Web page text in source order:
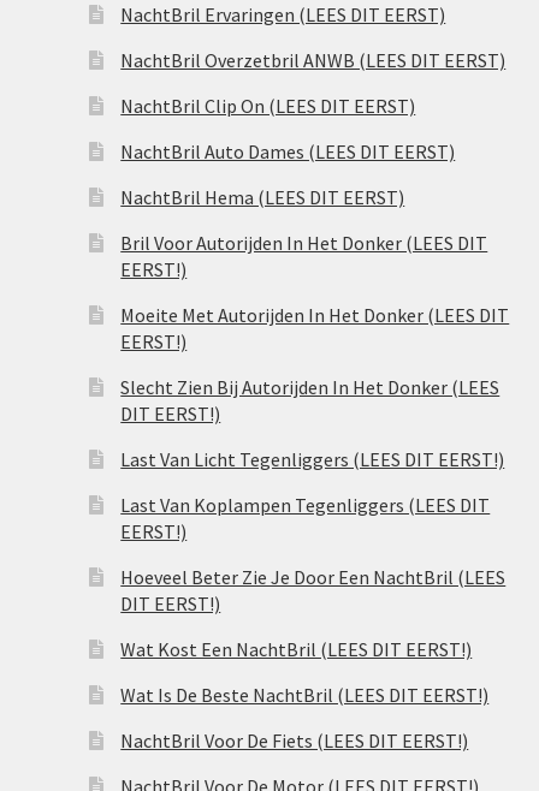
NachtBril Ervaringen (LEES DIT EERST)
NachtBril Overzetbril ANWB (LEES DIT EERST)
NachtBril Clip On (LEES DIT EERST)
NachtBril Auto Dames (LEES DIT EERST)
NachtBril Hema (LEES DIT EERST)
Bril Voor Autorijden In Het Donker (LEES DIT
EERST!)
Moeite Met Autorijden In Het Donker (LEES DIT
EERST!)
Slecht Zien Bij Autorijden In Het Donker (LEES
DIT EERST!)
Last Van Licht Tegenliggers (LEES DIT EERST!)
Last Van Koplampen Tegenliggers (LEES DIT
EERST!)
Hoeveel Beter Zie Je Door Een NachtBril (LEES
DIT EERST!)
Wat Kost Een NachtBril (LEES DIT EERST!)
Wat Is De Beste NachtBril (LEES DIT EERST!)
NachtBril Voor De Fiets (LEES DIT EERST!)